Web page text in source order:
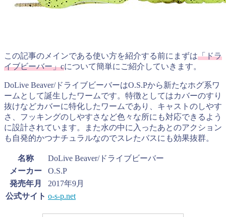
この記事のメインである使い方を紹介する前にまずは「ドラ
イブビーバー」cについて簡単にご紹介していきます。
DoLive Beaver/ドライブビーバーはO.S.Pから新たなホグ系ワ
ームとして誕生したワームです。特徴としてはカバーのすり
抜けなどカバーに特化したワームであり、キャストのしやす
さ、フッキングのしやすさなど色々な所にも対応できるよう
に設計されています。また水の中に入ったあとのアクション
も自発的かつナチュラルなのでスレたバスにも効果抜群。
名称
DoLive Beaver/ドライブビーバー
メーカー
O.S.P
発売年月
2017年9月
公式サイト o-s-p.net